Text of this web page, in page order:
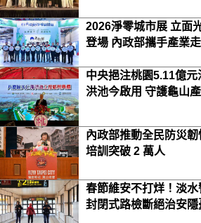
2026淨零城市展 立面
登場 內政部攜手產業
中央挹注桃園5.11億
洪池今啟用 守護龜山
內政部推動全民防災
培訓突破 2 萬人
春節維安不打烊！淡
封閉式路檢斷絕治安隱